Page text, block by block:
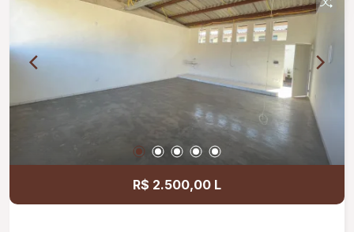
inclusa no condomínio, zelador e limpeza das
áreas comuns, copa, DML (Depósito de Material
de Limpeza), sistema de ronda, alarme, câmeras
de segurança e internet disponível. Como
diferencial, existe a possibilidade de ampliação
da área da sala, conforme a necessidade do
locatário. Entre em contato para mais
informações e agende uma visita.
R$ 2.500,00 L